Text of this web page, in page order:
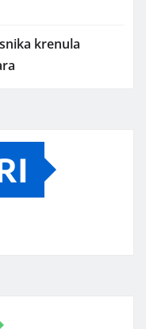
krenula